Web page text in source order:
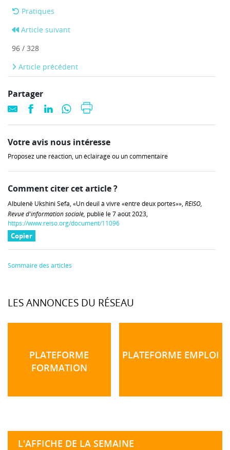
Pratiques
Article suivant
96 / 328
Article précédent
Partager
Votre avis nous intéresse
Proposez une réaction, un éclairage ou un commentaire
Comment citer cet article ?
Albulenë Ukshini Sefa, «Un deuil à vivre «entre deux portes»», REISO,
Revue d'information sociale, publié le 7 août 2023,
https://www.reiso.org/document/11096
Copier
Sommaire des articles
LES ANNONCES DU RÉSEAU
PLATEFORME
FORMATION
PLATEFORME EMPLOI
L'AFFICHE DE LA SEMAINE